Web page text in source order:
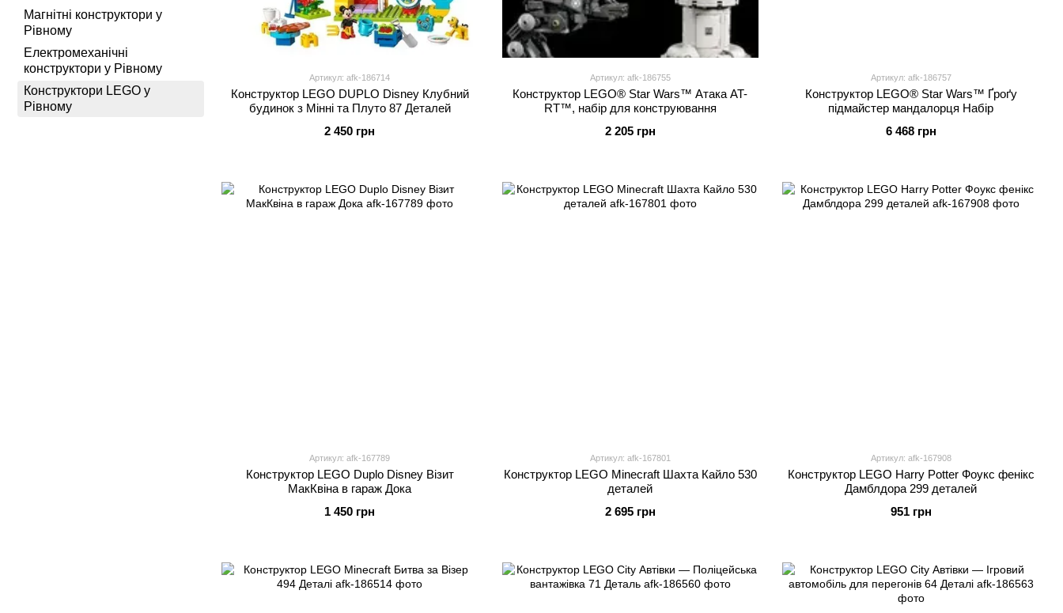
Артикул: afk-186714
Конструктор LEGO DUPLO Disney Клубний
будинок з Мінні та Плуто 87 Деталей
2 450 грн
Артикул: afk-186755
Конструктор LEGO® Star Wars™ Атака AT-
RT™, набір для конструювання
2 205 грн
Артикул: afk-186757
Конструктор LEGO® Star Wars™ Ґроґу
підмайстер мандалорця Набір
6 468 грн
Артикул: afk-167789
Конструктор LEGO Duplo Disney Візит
МакКвіна в гараж Дока
1 450 грн
Артикул: afk-167801
Конструктор LEGO Minecraft Шахта Кайло 530
деталей
2 695 грн
Артикул: afk-167908
Конструктор LEGO Harry Potter Фоукс фенікс
Дамблдора 299 деталей
951 грн
Магнітні конструктори у
Рівному
Електромеханічні
конструктори у Рівному
Конструктори LEGO у
Рівному